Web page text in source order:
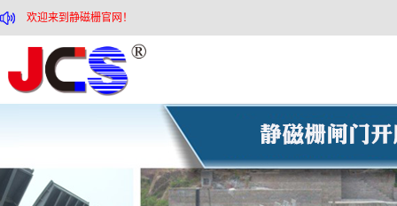
欢迎来到静磁栅官网！